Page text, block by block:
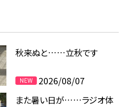
秋来ぬと……立秋です
2026/08/07
また暑い日が……ラジオ体